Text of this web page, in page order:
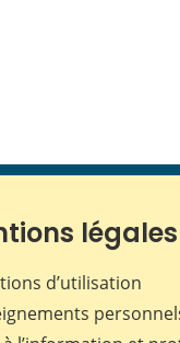
légales
d’utilisation